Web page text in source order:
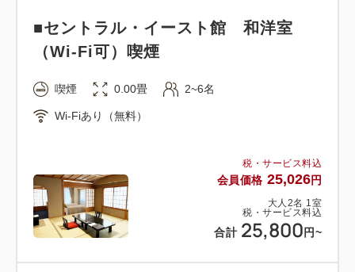
税・サービス料込
会員価格 25,026円
大人 2名 1室
税・サービス料込
合計 25,800 円~
■セントラル・イースト館 和洋室
（Wi-Fi可）喫煙
喫煙 0.00畳 2~6名
Wi-Fiあり（無料）